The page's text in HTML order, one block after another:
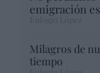
emigración
Eulogio López
Milagros de
tiempo